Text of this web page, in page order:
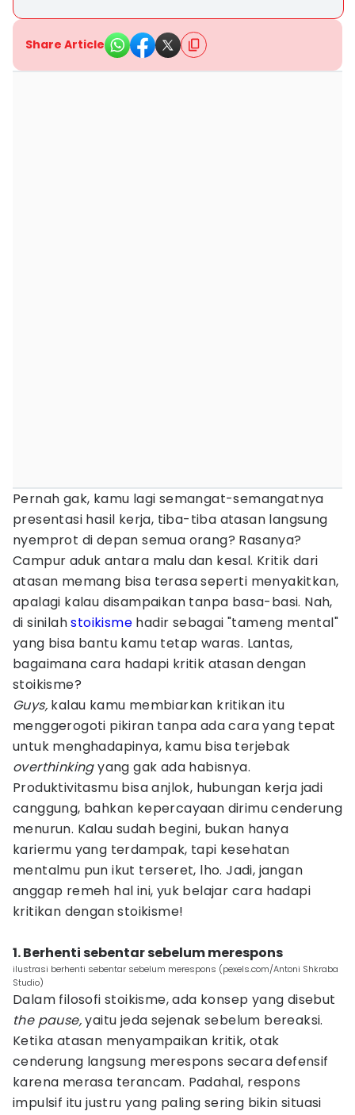
Share Article
Pernah gak, kamu lagi semangat-semangatnya
presentasi hasil kerja, tiba-tiba atasan langsung
nyemprot di depan semua orang? Rasanya?
Campur aduk antara malu dan kesal. Kritik dari
atasan memang bisa terasa seperti menyakitkan,
apalagi kalau disampaikan tanpa basa-basi. Nah,
di sinilahstoikisme hadir sebagai "tameng mental"
yang bisa bantu kamu tetap waras. Lantas,
bagaimana cara hadapi kritik atasan dengan
stoikisme?
Guys, kalau kamu membiarkan kritikan itu
menggerogoti pikiran tanpa ada cara yang tepat
untuk menghadapinya, kamu bisa terjebak
overthinkingyang gak ada habisnya.
Produktivitasmu bisa anjlok, hubungan kerja jadi
canggung, bahkan kepercayaan dirimu cenderung
menurun. Kalau sudah begini, bukan hanya
kariermu yang terdampak, tapi kesehatan
mentalmu pun ikut terseret, lho. Jadi, jangan
anggap remeh hal ini, yuk belajar cara hadapi
kritikan dengan stoikisme!
1. Berhenti sebentar sebelum merespons
ilustrasi berhenti sebentar sebelum merespons (pexels.com/Antoni Shkraba
Studio)
Dalam filosofi stoikisme, ada konsep yang disebut
the pause,yaitu jeda sejenak sebelum bereaksi.
Ketika atasan menyampaikan kritik, otak
cenderung langsung merespons secara defensif
karena merasa terancam. Padahal, respons
impulsif itu justru yang paling sering bikin situasi